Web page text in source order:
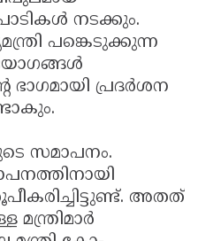
നടക്കും.
പങ്കെടുക്കുന്ന
യോഗങ്ങൾ
ഭാഗമായി പ്രദർശന
സമാപനം.
അതത്